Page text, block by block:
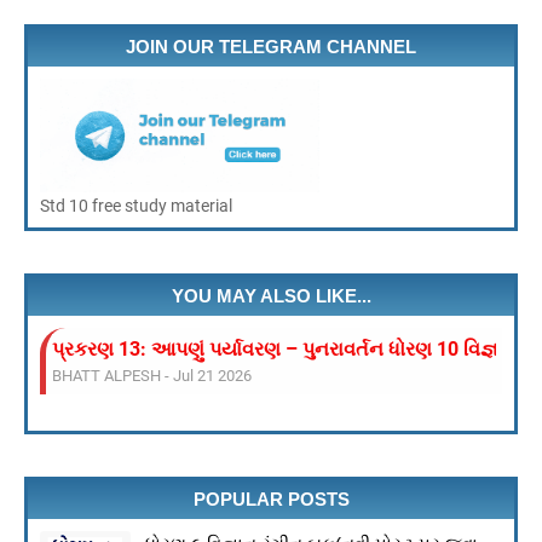
JOIN OUR TELEGRAM CHANNEL
Std 10 free study material
YOU MAY ALSO LIKE...
પ્રકરણ 13: આપણું પર્યાવરણ – પુનરાવર્તન ધોરણ 10 વિજ્ઞાન
BHATT ALPESH Jul 21 2026
BHATT ALPESH-Dec 25 2025
ધોરણ 10 ગણિત/વિજ્ઞાન માર્ચ 2026 અગત્યના પ્રશ્નોના
BHATT ALPESH- Oct 31 2025
POPULAR POSTS